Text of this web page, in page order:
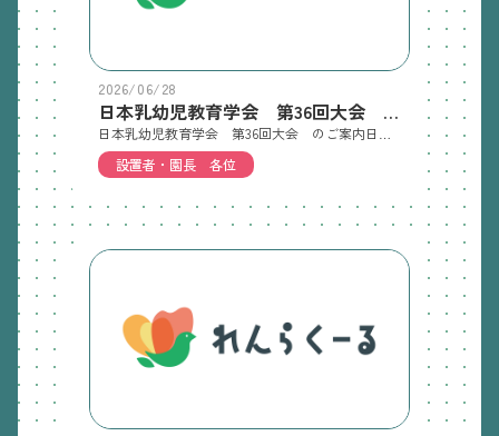
2026/06/28
日本乳幼児教育学会 第36回大会 のご案内
設置者・園長 各位